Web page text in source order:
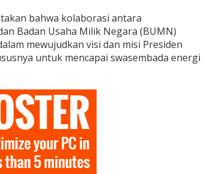
bahwa kolaborasi antara
Badan Usaha Milik Negara (BUMN)
mewujudkan visi dan misi Presiden
untuk mencapai swasembada energi